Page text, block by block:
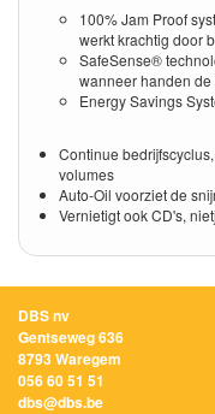
100% Jam Proof
werkt krachtig door
SafeSense®
wanneer handen
Energy Savings
Continue
volumes
Auto-Oil voorziet de
Vernietigt ook CD's,
DBS nv
Gentseweg 636
8793 Waregem
056 60 51 51
dbs@dbs.be